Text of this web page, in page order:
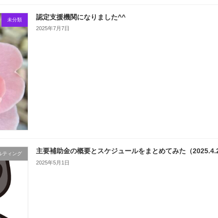
未分類 認定支援機関になりました^^
2025年7月7日
ティング 主要補助金の概要とスケジュールをまとめてみた（
2025年5月1日